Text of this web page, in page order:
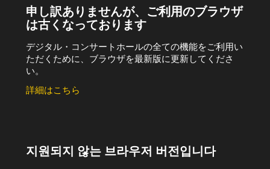
申し訳ありませんが、ご利用のブラウザ
は古くなっております
デジタル・コンサートホールの全ての機能をご利用い
ただくために、ブラウザを最新版に更新してくださ
い。
詳細はこちら
지원되지 않는 브라우저 버전입니다